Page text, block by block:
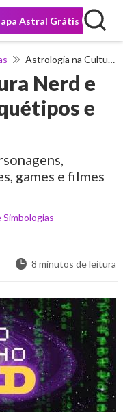
Astral Grátis
Astrologia na Cultura Nerd e Geek: símbolos, arquétipos e narrativas
Nerd e
e
games e filmes
8 minutos de leitura